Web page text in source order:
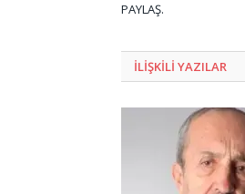
PAYLAŞ.
ILIŞKILI YAZILAR